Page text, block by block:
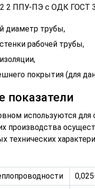
2 ППУ-ПЭ с ОДК ГОСТ
диаметр трубы,
рабочей трубы,
покрытия (для
показатели
используются для
производства
технических